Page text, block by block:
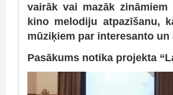
vairāk vai mazāk
kino melodiju atpazīšanu,
mūziķiem par interesanto
Pasākums notika projekta